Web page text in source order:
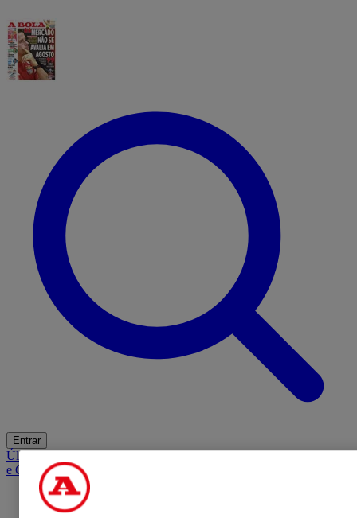
Entrar
ÚltimasMercadoOpiniãoiGaming HubA BOLA SUGEREBarba
e Cabelo